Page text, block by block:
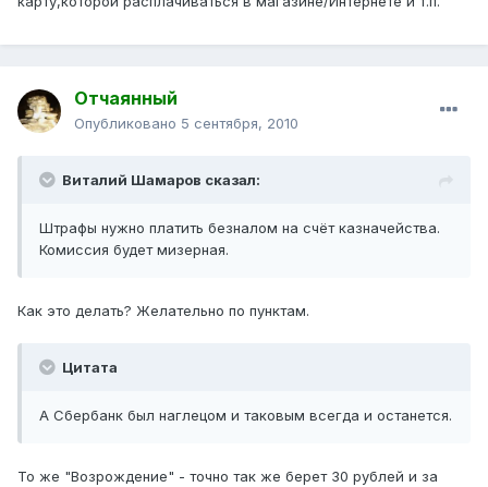
Отчаянный
Опубликовано 5 сентября, 2010
Виталий Шамаров сказал:
Штрафы нужно платить безналом на счёт казначейства.
Комиссия будет мизерная.
Как это делать? Желательно по пунктам.
Цитата
А Сбербанк был наглецом и таковым всегда и останется.
То же "Возрождение" - точно так же берет 30 рублей и за